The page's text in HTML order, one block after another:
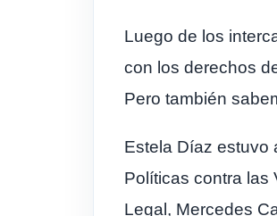
Luego de los
con los derechos
Pero también
Estela Díaz estuvo
Políticas contra las
Legal, Mercedes